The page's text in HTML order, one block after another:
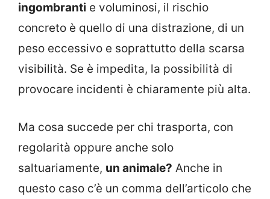
ingombranti e voluminosi, il rischio
concreto è quello di una distrazione, di un
peso eccessivo e soprattutto della scarsa
visibilità. Se è impedita, la possibilità di
provocare incidenti è chiaramente più alta.
Ma cosa succede per chi trasporta, con
regolarità oppure anche solo
saltuariamente, un animale? Anche in
questo caso c’è un comma dell’articolo che